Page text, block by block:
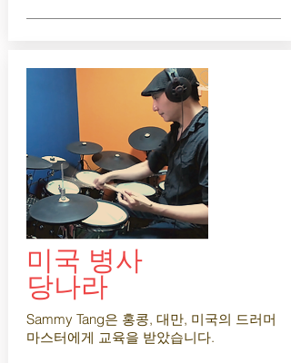
미국 병사
당나라
Sammy Tang은 홍콩, 대만, 미국의 드러머
마스터에게 교육을 받았습니다.